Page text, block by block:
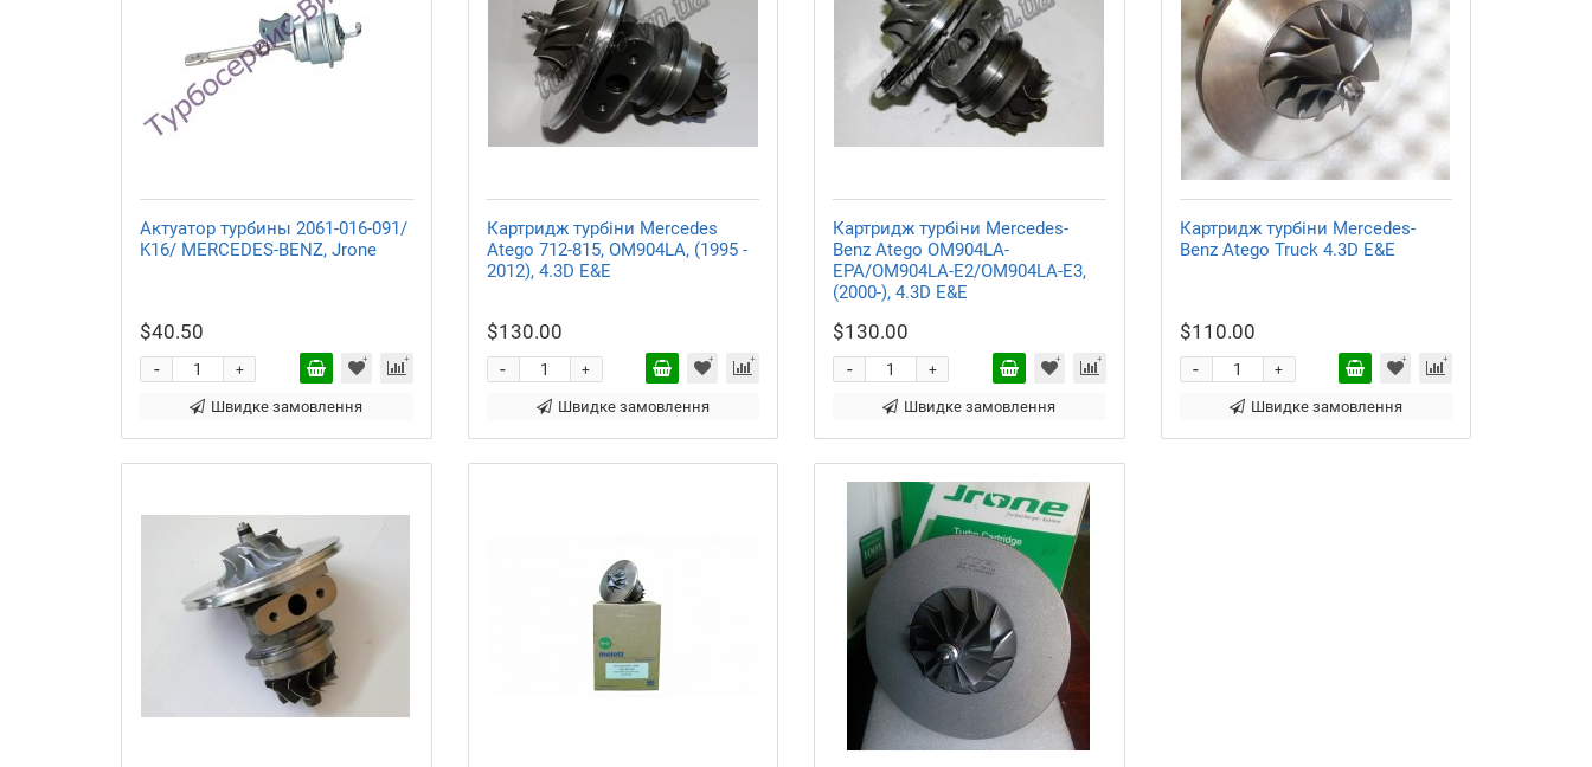
Актуатор турбины 2061-016-091/
K16/ MERCEDES-BENZ, Jrone
$40.50
+
-
Швидке замовлення
Картридж турбіни Mercedes
Atego 712-815, OM904LA, (1995 -
2012), 4.3D E&E
$130.00
+
-
Швидке замовлення
Картридж турбіни Mercedes-
Benz Atego OM904LA-
EPA/OM904LA-E2/OM904LA-E3,
(2000-), 4.3D E&E
$130.00
+
-
Швидке замовлення
Картридж турбіни Mercedes-
Benz Atego Truck 4.3D E&E
$110.00
+
-
Швидке замовлення